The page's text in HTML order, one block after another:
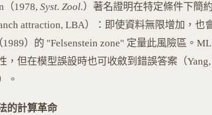
（1978, Syst. Zool.）著名證明在特定條件下簡
attraction, LBA）：即使資料無限增加，也
1989）的 "Felsenstein zone" 定量此風險區。
，但在模型誤設時也可收斂到錯誤答案（Yang,
。
的計算革命